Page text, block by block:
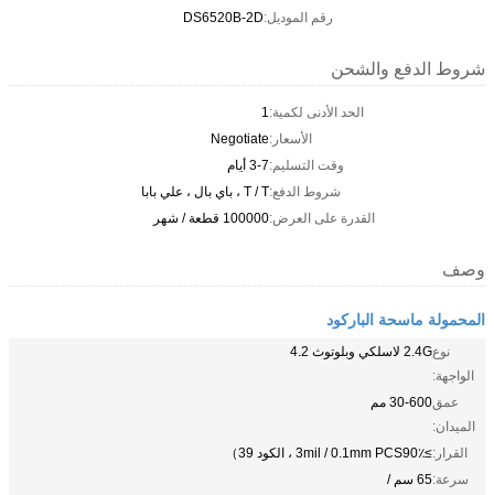
رقم الموديل:DS6520B-2D
شروط الدفع والشحن
الحد الأدنى لكمية:1
الأسعار:Negotiate
وقت التسليم:3-7 أيام
شروط الدفع:T / T ، باي بال ، علي بابا
القدرة على العرض:100000 قطعة / شهر
وصف
المحمولة ماسحة الباركود
نوع
الواجهة:
2.4G لاسلكي وبلوتوث 4.2
عمق
الميدان:
30-600 مم
القرار:≥3mil / 0.1mm PCS90٪ ، الكود 39）
سرعة:65 سم /